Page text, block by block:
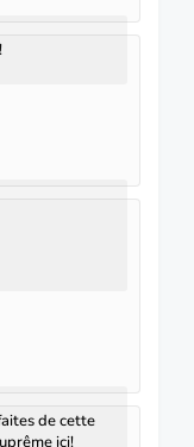
de cette
ici!